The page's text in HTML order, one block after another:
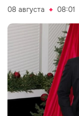
08 августа 08:01